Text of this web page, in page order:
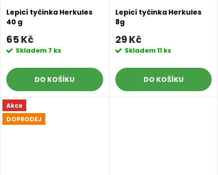
Lepicí tyčinka Herkules
40 g
65 Kč
Skladem 7 ks
DO KOŠÍKU
Lepicí tyčinka Herkules
8g
29 Kč
Skladem11 ks
DO KOŠÍKU
Akce
DOPRODEJ